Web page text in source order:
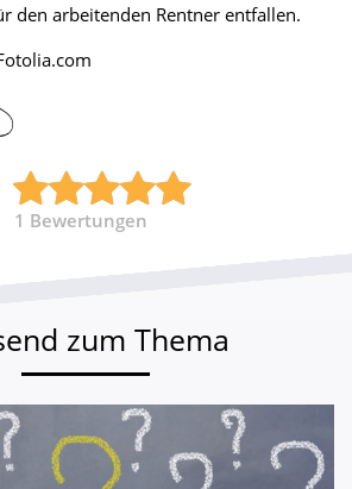
den arbeitenden Rentner entfallen.
1 Bewertungen
zum Thema